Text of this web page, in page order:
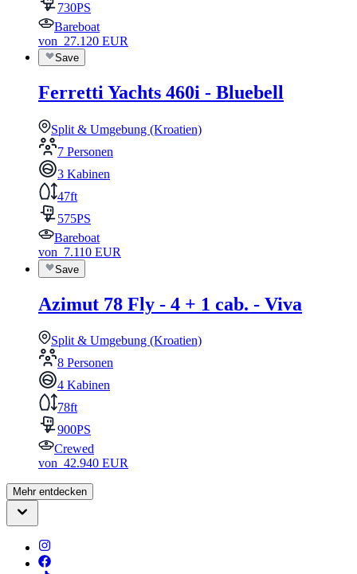
730PS
Bareboat
von 27.120 EUR
Save
Ferretti Yachts 460i - Bluebell
Split & Umgebung (Kroatien)
7 Personen
3 Kabinen
47ft
575PS
Bareboat
von 7.110 EUR
Save
Azimut 78 Fly - 4 + 1 cab. - Viva
Split & Umgebung (Kroatien)
8 Personen
4 Kabinen
78ft
900PS
Crewed
von 42.940 EUR
Mehr entdecken